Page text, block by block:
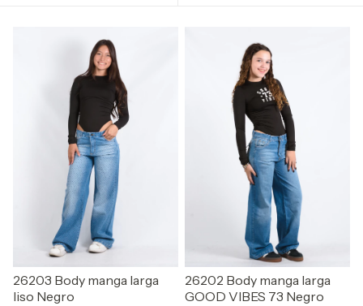
26203 Body manga larga
liso Negro
26202 Body manga larga
GOOD VIBES 73 Negro